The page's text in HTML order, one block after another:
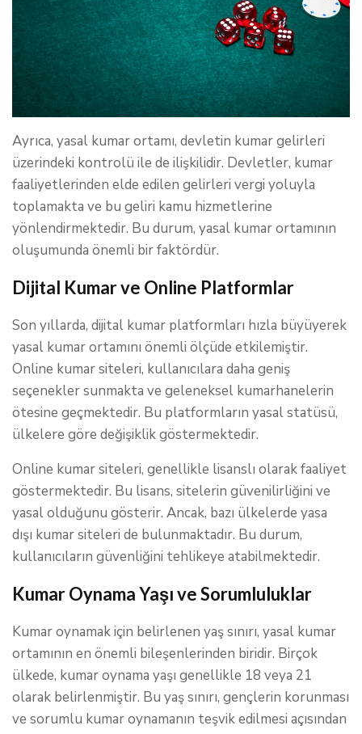
Ayrıca, yasal kumar ortamı, devletin kumar gelirleri
üzerindeki kontrolü ile de ilişkilidir. Devletler, kumar
faaliyetlerinden elde edilen gelirleri vergi yoluyla
toplamakta ve bu geliri kamu hizmetlerine
yönlendirmektedir. Bu durum, yasal kumar ortamının
oluşumunda önemli bir faktördür.
Dijital Kumar ve Online Platformlar
Son yıllarda, dijital kumar platformları hızla büyüyerek
yasal kumar ortamını önemli ölçüde etkilemiştir.
Online kumar siteleri, kullanıcılara daha geniş
seçenekler sunmakta ve geleneksel kumarhanelerin
ötesine geçmektedir. Bu platformların yasal statüsü,
ülkelere göre değişiklik göstermektedir.
Online kumar siteleri, genellikle lisanslı olarak faaliyet
göstermektedir. Bu lisans, sitelerin güvenilirliğini ve
yasal olduğunu gösterir. Ancak, bazı ülkelerde yasa
dışı kumar siteleri de bulunmaktadır. Bu durum,
kullanıcıların güvenliğini tehlikeye atabilmektedir.
Kumar Oynama Yaşı ve Sorumluluklar
Kumar oynamak için belirlenen yaş sınırı, yasal kumar
ortamının en önemli bileşenlerinden biridir. Birçok
ülkede, kumar oynama yaşı genellikle 18 veya 21
olarak belirlenmiştir. Bu yaş sınırı, gençlerin korunması
ve sorumlu kumar oynamanın teşvik edilmesi açısından